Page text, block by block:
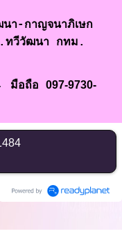
า-กาญจนาภิเษก
ทวีวัฒนา กทม.
มือถือ 097-9730-